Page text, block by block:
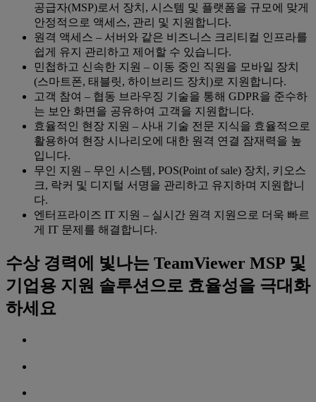
공급자(MSP)로서 장치, 시스템 및 플랫폼을 규모에 맞게
안정적으로 액세스, 관리 및 지원합니다.
원격 액세스 – 서버와 같은 비즈니스 크리티컬 인프라를
쉽게 유지 관리하고 제어할 수 있습니다.
민첩하고 신속한 지원 – 이동 중인 직원을 모바일 장치
(스마트폰, 태블릿, 하이브리드 장치)로 지원합니다.
고객 참여 – 협동 브라우징 기술을 통해 GDPR을 준수하
는 보안 화면을 공유하여 고객을 지원합니다.
효율적인 현장 지원 – 사내 기술 전문 지식을 효율적으로
활용하여 현장 시나리오에 대한 원격 연결 잠재력을 높
입니다.
무인 지원 – 무인 시스템, POS(Point of sale) 장치, 키오스
크, 락커 및 디지털 서명을 관리하고 유지하며 지원합니
다.
엔터프라이즈 IT 지원 – 실시간 원격 지원으로 더욱 빠르
게 IT 문제를 해결합니다.
수상 경력에 빛나는 TeamViewer MSP 및
기업용 지원 솔루션으로 효율성을 극대화
하세요